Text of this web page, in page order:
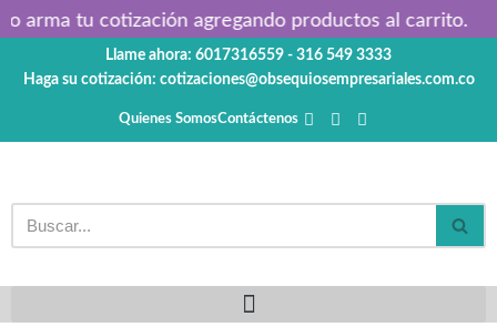
al
arma tu cotización agregando productos al carrito.
Llame ahora: 6017316559 - 316 549 3333
Haga su cotización: cotizaciones@obsequiosempresariales.com.co
Quienes SomosContáctenos